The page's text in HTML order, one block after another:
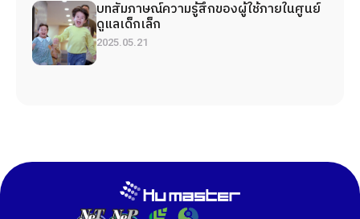
บทสัมภาษณ์ความรู้สึกของผู้ใช้ภายในศูนย์
ดูแลเด็กเล็ก
2025.05.21